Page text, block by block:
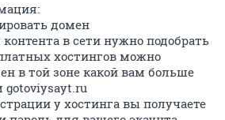
домен
в сети нужно подобрать
хостингов можно
в той зоне какой вам больше
gotoviysayt.ru
у хостинга вы получаете